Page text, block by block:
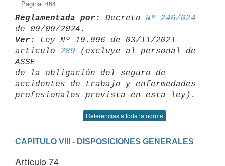
Página: 464
Reglamentada por: Decreto Nº 246/024
Ver:
Ley Nº 19.996 de 03/11/2021
artículo 289 (excluye al personal de
ASSE
de la obligación del seguro de
accidentes de trabajo y enfermedades
Referencias a toda la norma
CAPITULO VIII - DISPOSICIONES GENERALES
Artículo 74